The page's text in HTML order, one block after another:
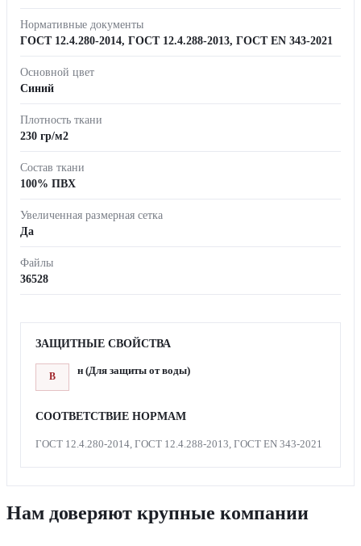
Нормативные документы
ГОСТ 12.4.280-2014, ГОСТ 12.4.288-2013, ГОСТ EN 343-2021
Основной цвет
Синий
Плотность ткани
230 гр/м2
Состав ткани
100% ПВХ
Увеличенная размерная сетка
Да
Файлы
36528
ЗАЩИТНЫЕ СВОЙСТВА
В
н (Для защиты от воды)
СООТВЕТСТВИЕ НОРМАМ
ГОСТ 12.4.280-2014, ГОСТ 12.4.288-2013, ГОСТ EN 343-2021
Нам доверяют крупные компании